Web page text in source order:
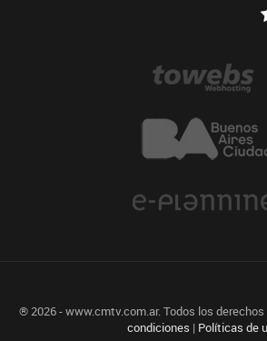
® 2026 - www.cmtv.com.ar. Todos los
condiciones | Políticas de